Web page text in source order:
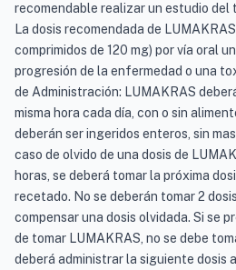
recomendable realizar un estudio del
La dosis recomendada de
comprimidos de 120 mg) por vía oral
progresión de la enfermedad o una
de Administración: LUMAKRAS
misma hora cada día, con o sin
deberán ser ingeridos enteros, sin
caso de olvido de una dosis de
horas, se deberá tomar la próxima
recetado. No se deberán tomar 2
compensar una dosis olvidada. Si se
de tomar LUMAKRAS, no se debe
deberá administrar la siguiente dosis